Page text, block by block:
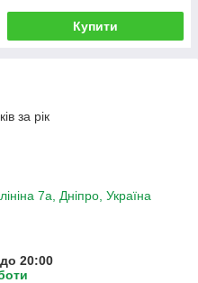
Купити
за рік
7а, Дніпро, Україна
20:00